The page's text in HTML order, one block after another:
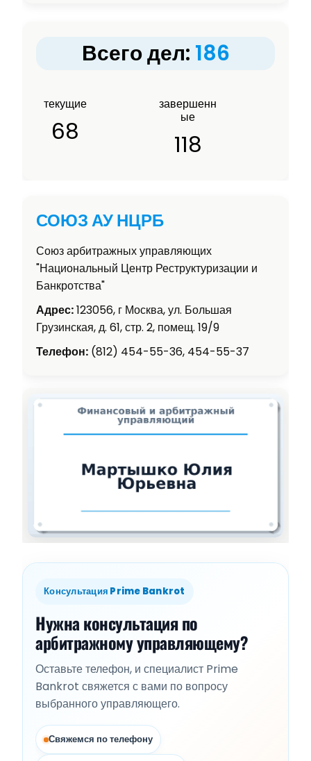
Всего дел: 186
текущие
68
завершенн
ые
118
СОЮЗ АУ НЦРБ
Союз арбитражных управляющих
"Национальный Центр Реструктуризации и
Банкротства"
Адрес:123056, г Москва, ул. Большая
Грузинская, д. 61, стр. 2, помещ. 19/9
Телефон: (812) 454-55-36, 454-55-37
Консультация Prime Bankrot
Нужна консультация по
арбитражному управляющему?
Оставьте телефон, и специалист Prime
Bankrot свяжется с вами по вопросу
выбранного управляющего.
Свяжемся по телефону